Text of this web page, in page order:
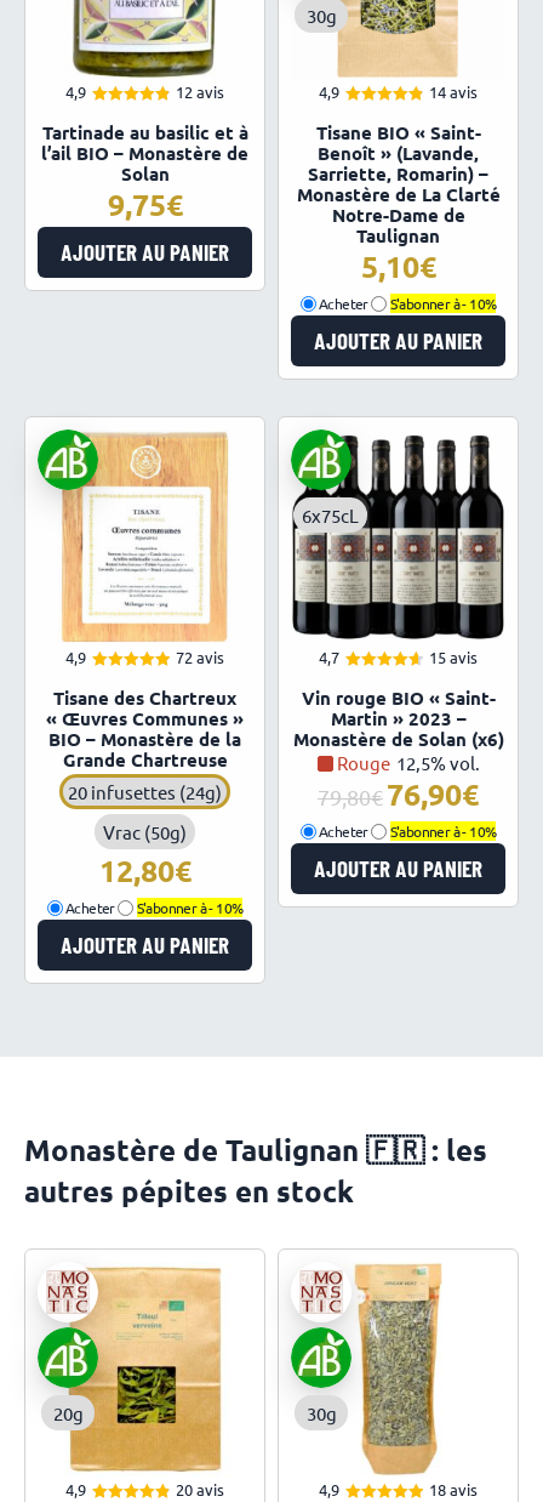
4,9
sur 5
12 avis
Tartinade au basilic et à
l’ail BIO – Monastère de
Solan
9,75
AJOUTER AU PANIER
30g
4,9
sur 5
14 avis
Tisane BIO « Saint-
Benoît » (Lavande,
Sarriette, Romarin) –
Monastère de La Clarté
Notre-Dame de
Taulignan
5,10
Acheter S'abonner à -10%
AJOUTER AU PANIER
4,9
sur 5
72 avis
Tisane des Chartreux
« Œuvres Communes »
BIO – Monastère de la
Grande Chartreuse
20 infusettes (24g)
Vrac (50g)
12,80
Acheter S'abonner à -10%
AJOUTER AU PANIER
6x75cL
4,7
sur 5
15 avis
Vin rouge BIO « Saint-
Martin » 2023 –
Monastère de Solan (x6)
Rouge 12,5% vol.
79,80
Le
prix
initial
était :
79,80€.
76,90
prix
actuel
est :
76,90€.
Acheter S'abonner à -10%
AJOUTER AU PANIER
Monastère de Taulignan 🇫🇷 : les
autres pépites en stock
20g
4,9 20 avis
30g
4,9 18 avis